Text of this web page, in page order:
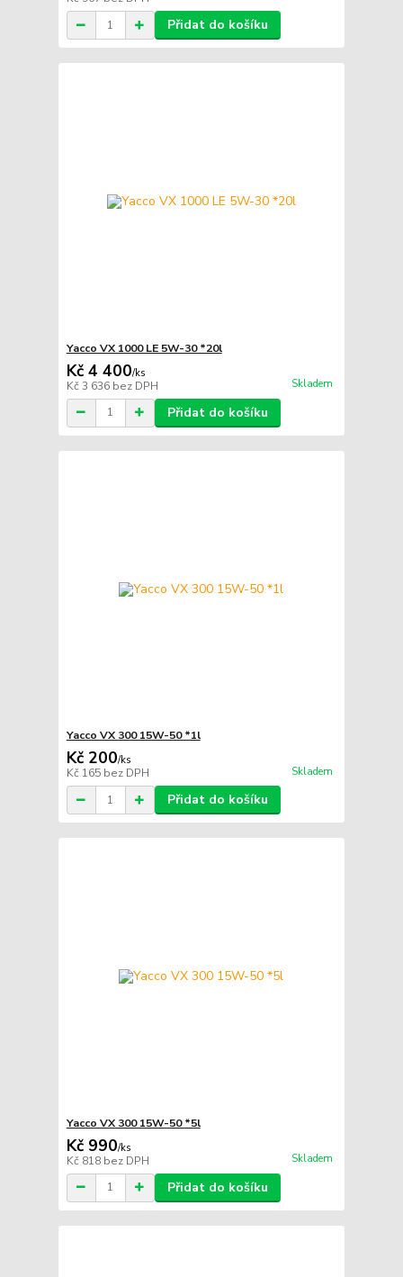
Přidat do košíku
Yacco VX 1000 LE 5W-30 *20l
Kč 4 400/ks
Kč 3 636 bez DPH Skladem
Přidat do košíku
Yacco VX 300 15W-50 *1l
Kč 200/ks
Kč 165 bez DPH Skladem
Přidat do košíku
Yacco VX 300 15W-50 *5l
Kč 990/ks
Kč 818 bez DPH Skladem
Přidat do košíku